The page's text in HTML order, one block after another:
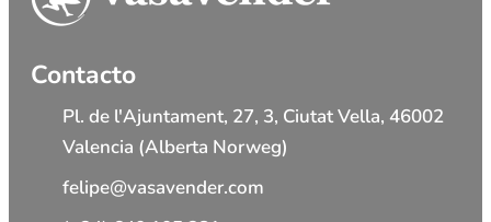
Contacto
Pl. de l'Ajuntament, 27, 3, Ciutat Vella, 46002
Valencia (Alberta Norweg)
felipe@vasavender.com